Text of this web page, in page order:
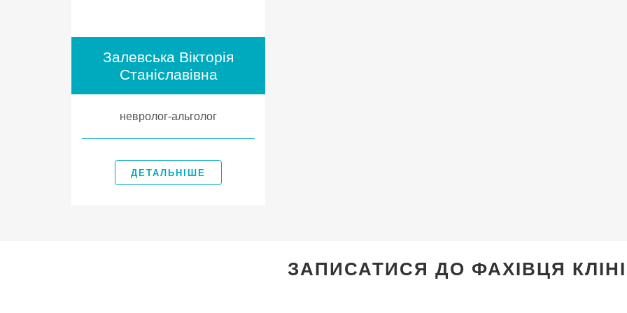
Залевська Вікторія
Станіславівна
невролог-альголог
ДЕТАЛЬНІШЕ
ЗАПИСАТИСЯ ДО ФАХІВЦЯ